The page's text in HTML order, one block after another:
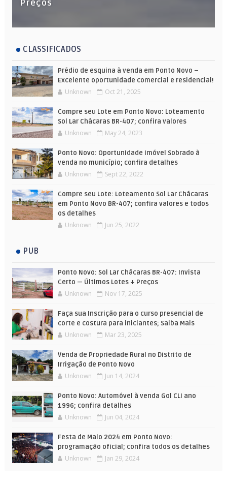
Preços
CLASSIFICADOS
Prédio de esquina à venda em Ponto Novo –
Excelente oportunidade comercial e residencial!
Unknown Oct 21, 2025
Compre seu Lote em Ponto Novo: Loteamento
Sol Lar Chácaras BR-407; confira valores
Unknown May 24, 2023
Ponto Novo: Oportunidade Imóvel Sobrado à
venda no município; confira detalhes
Unknown Sept 22, 2022
Compre seu Lote: Loteamento Sol Lar Chácaras
em Ponto Novo BR-407; confira valores e todos
os detalhes
Unknown Jun 25, 2022
PUB
Ponto Novo: Sol Lar Chácaras BR-407: Invista
Certo — Últimos Lotes + Preços
Unknown Nov 17, 2025
Faça sua Inscrição para o curso presencial de
corte e costura para iniciantes; Saiba Mais
Unknown Mar 23, 2025
Venda de Propriedade Rural no Distrito de
Irrigação de Ponto Novo
Unknown Jun 14, 2024
Ponto Novo: Automóvel à venda Gol CLI ano
1996; confira detalhes
Unknown Jun 04, 2024
Festa de Maio 2024 em Ponto Novo:
programação oficial; confira todos os detalhes
Unknown Jan 29, 2024